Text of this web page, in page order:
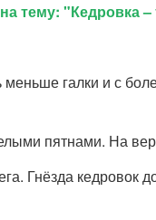
тему: "Кедровка –
галки и с
пятнами. На
Гнёзда